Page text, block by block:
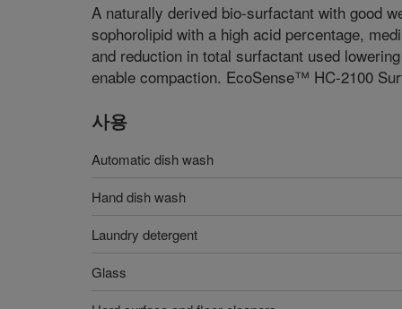
A naturally derived bio-surfactant with good
sophorolipid with a high acid percentage,
and reduction in total surfactant used
enable compaction. EcoSense™ HC-2100
사용
Automatic dish wash
Hand dish wash
Laundry detergent
Glass